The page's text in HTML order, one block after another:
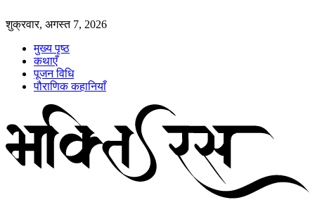
शुक्रवार, अगस्त 7, 2026
मुख्य पृष्ठ
कथाएँ
पूजन विधि
पौराणिक कहानियाँ